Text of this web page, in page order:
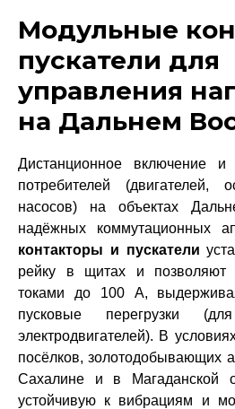
Модульные
пускатели для
управления
на Дальнем
Дистанционное включение
потребителей (двигателей,
насосов) на объектах
надёжных коммутационных
контакторы и пускатели
рейку в щитах и позволяют
токами до 100 А,
пусковые перегрузки
электродвигателей). В
посёлков, золотодобывающих
Сахалине и в Магаданской
устойчивую к вибрациям и